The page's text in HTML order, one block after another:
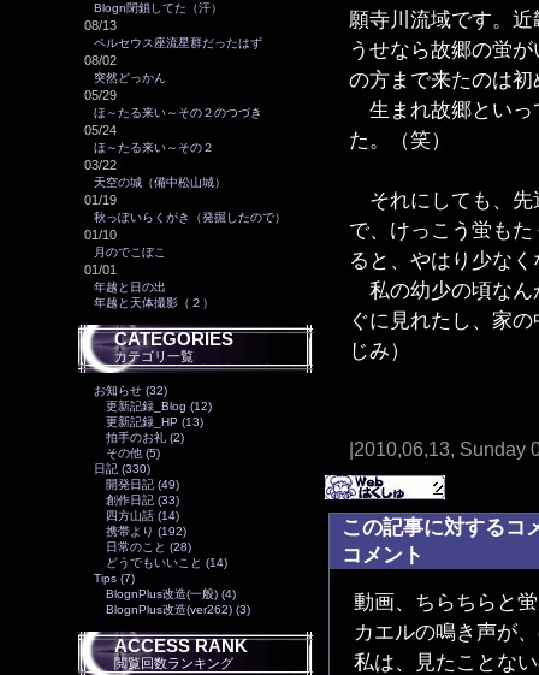
Blogn閉鎖してた（汗）
08/13
ペルセウス座流星群だったはず
08/02
突然どっかん
05/29
ほ～たる来い～その２のつづき
05/24
ほ～たる来い～その２
03/22
天空の城（備中松山城）
01/19
秋っぽいらくがき（発掘したので）
01/10
月のでこぼこ
01/01
年越と日の出
年越と天体撮影（２）
CATEGORIES
カテゴリ一覧
お知らせ (32)
更新記録_Blog (12)
更新記録_HP (13)
拍手のお礼 (2)
その他 (5)
日記 (330)
開発日記 (49)
創作日記 (33)
四方山話 (14)
携帯より (192)
日常のこと (28)
どうでもいいこと (14)
Tips (7)
BlognPlus改造(一般) (4)
BlognPlus改造(ver262) (3)
ACCESS RANK
閲覧回数ランキング
願寺川流域です。
うせなら故郷の蛍
の方まで来たのは
生まれ故郷といっ
た。（笑）
それにしても、先
で、けっこう蛍も
ると、やはり少な
私の幼少の頃なん
ぐに見れたし、家
じみ）
|2010,06,13, Sunday
この記事に対するコ
コメント
動画、ちらちらと
カエルの鳴き声が
私は、見たことな